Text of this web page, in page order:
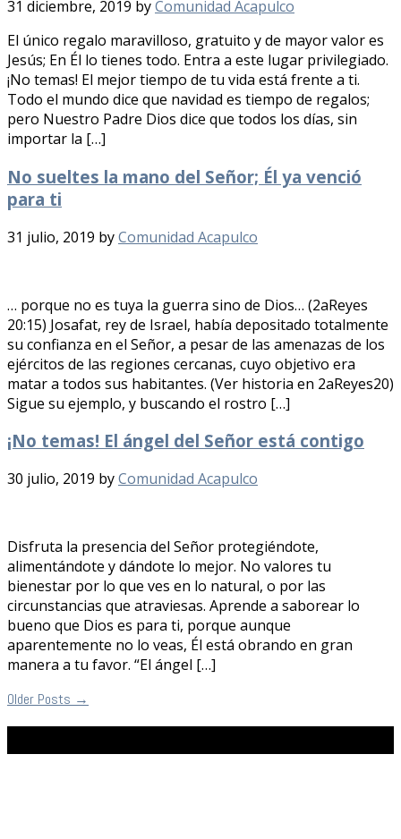
31 diciembre, 2019 byComunidad Acapulco
El único regalo maravilloso, gratuito y de mayor valor es
Jesús; En Él lo tienes todo. Entra a este lugar privilegiado.
¡No temas! El mejor tiempo de tu vida está frente a ti.
Todo el mundo dice que navidad es tiempo de regalos;
pero Nuestro Padre Dios dice que todos los días, sin
importar la […]
No sueltes la mano del Señor; Él ya venció
para ti
31 julio, 2019 byComunidad Acapulco
… porque no es tuya la guerra sino de Dios… (2aReyes
20:15) Josafat, rey de Israel, había depositado totalmente
su confianza en el Señor, a pesar de las amenazas de los
ejércitos de las regiones cercanas, cuyo objetivo era
matar a todos sus habitantes. (Ver historia en 2aReyes20)
Sigue su ejemplo, y buscando el rostro […]
¡No temas! El ángel del Señor está contigo
30 julio, 2019 byComunidad Acapulco
Disfruta la presencia del Señor protegiéndote,
alimentándote y dándote lo mejor. No valores tu
bienestar por lo que ves en lo natural, o por las
circunstancias que atraviesas. Aprende a saborear lo
bueno que Dios es para ti, porque aunque
aparentemente no lo veas, Él está obrando en gran
manera a tu favor. “El ángel […]
Older Posts →